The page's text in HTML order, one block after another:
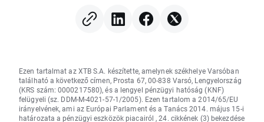
Ezen tartalmat az XTB S.A. készítette, amelynek székhelye Varsóban
található a következő címen, Prosta 67, 00-838 Varsó, Lengyelország
(KRS szám: 0000217580), és a lengyel pénzügyi hatóság (KNF)
felügyeli (sz. DDM-M-4021-57-1/2005). Ezen tartalom a 2014/65/EU
irányelvének, ami az Európai Parlament és a Tanács 2014. május 15-i
határozata a pénzügyi eszközök piacairól , 24. cikkének (3) bekezdése